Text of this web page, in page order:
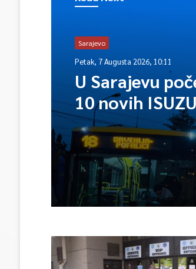
Sarajevo
Petak, 7 Augusta 2026, 10:11
U Sarajevu
10 novih